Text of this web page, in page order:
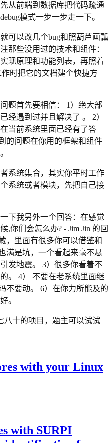
从前端到数据库把代码疏通
模式一步一步走一下。
可以改几个bug和照葫芦画瓢
那些没用过的技术和组件：
现原理和功能列表，再照着
时把它的文档建个快捷方
题首先要相信： 1）绝大部
经遇到过并且解决了 。 2）
当前系统里面已经有了答
的问题在你用的框架和组件
系统集合，其实你平时工作
系统或者模块，先把自己接
下我另外一个回答：在感觉
,你们会怎么办? - Jim Jin 的回
，里面有很多你可以借鉴和
满是坑，一个看起来毫不悬
发地震。 3）很多你看着不
。 4） 不要在老系统里面继
不要动。 6）在你力所能及的
。
八十的项目，题主可以试试
with your Linux
with SURPI